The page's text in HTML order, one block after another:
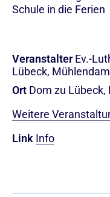
Schule in die Ferien
Veranstalter Ev.-
Lübeck,
Ort Dom zu
Weitere
Link Info